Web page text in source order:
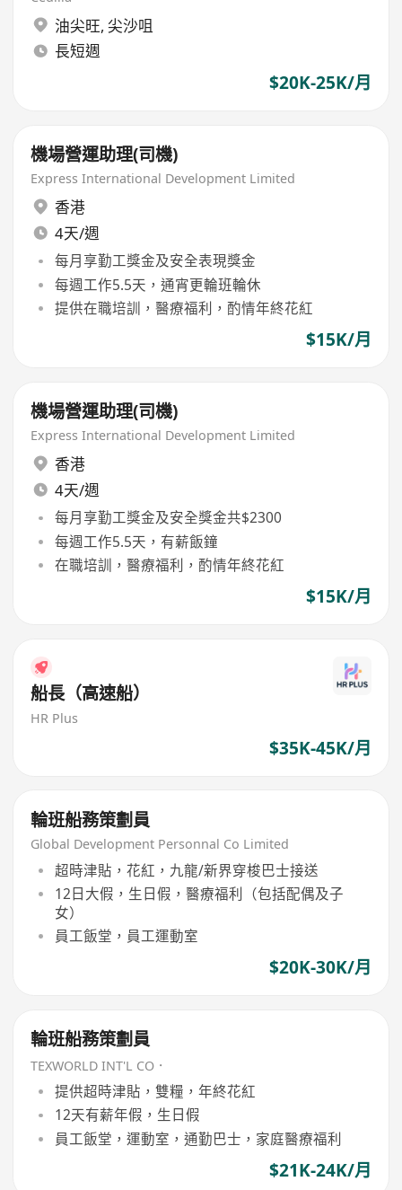
油尖旺, 尖沙咀
長短週
$20K-25K/月
機場營運助理(司機)
Express International Development Limited
香港
4天/週
每月享勤工獎金及安全表現獎金
每週工作5.5天，通宵更輪班輪休
提供在職培訓，醫療福利，酌情年終花紅
$15K/月
機場營運助理(司機)
Express International Development Limited
香港
4天/週
每月享勤工獎金及安全獎金共$2300
每週工作5.5天，有薪飯鐘
在職培訓，醫療福利，酌情年終花紅
$15K/月
船長（高速船）
HR Plus
$35K-45K/月
輪班船務策劃員
Global Development Personnal Co Limited
超時津貼，花紅，九龍/新界穿梭巴士接送
12日大假，生日假，醫療福利（包括配偶及子
女）
員工飯堂，員工運動室
$20K-30K/月
輪班船務策劃員
TEXWORLD INT'L CO．
提供超時津貼，雙糧，年終花紅
12天有薪年假，生日假
員工飯堂，運動室，通勤巴士，家庭醫療福利
$21K-24K/月